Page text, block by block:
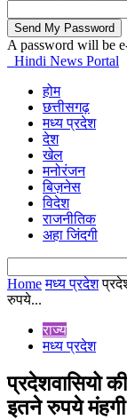
A password will be
Hindi News Portal
होम
छत्तीसगढ़
मध्य प्रदेश
देश
खेल
मनोरंजन
बिज़नेस
विदेश
राजनीतिक
अहा जिंदगी
Home मध्य प्रदेश
रुपये...
राज्य
मध्य प्रदेश
प्रदेशवासियो
इतने रुपये